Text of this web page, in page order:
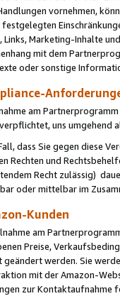
vornehmen,
Links, Marketing-Inhalte
mit dem
oder sonstige
am
uns umgehend
dass Sie gegen diese
Rechten und
Recht zulässig)
oder mittelbar im
Kunden
am
Preise,
geändert werden. Sie
mit der Amazon-
zur Kontaktaufnahme